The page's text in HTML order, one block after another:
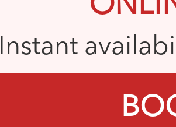
Instant